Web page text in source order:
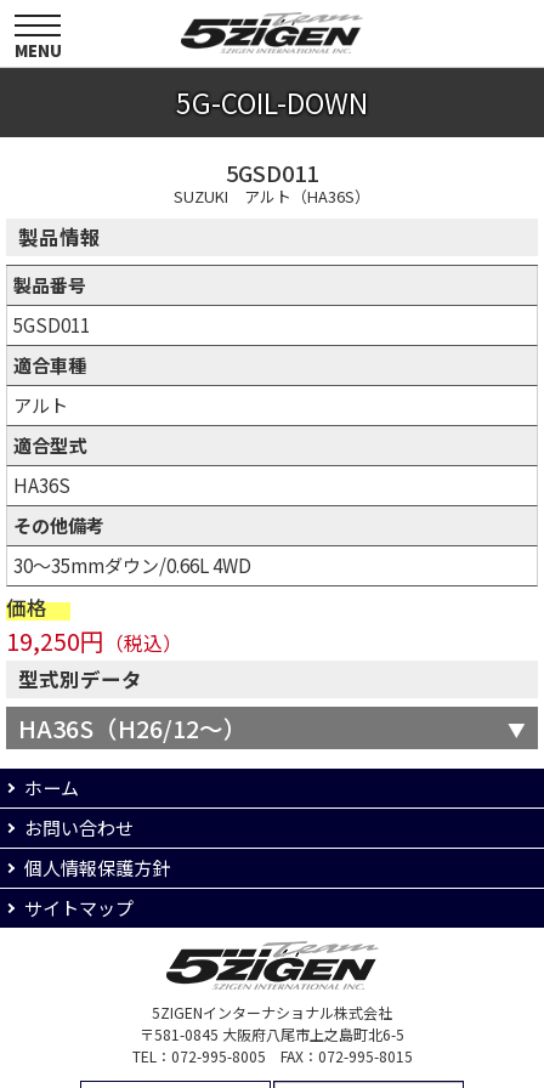
toggle
navigation
MENU
5G-COIL-DOWN
5GSD011
SUZUKI アルト（HA36S）
製品情報
製品番号
5GSD011
適合車種
アルト
適合型式
HA36S
その他備考
30～35mmダウン/0.66L 4WD
価格
19,250円 （税込）
型式別データ
HA36S（H26/12～）
ホーム
お問い合わせ
個人情報保護方針
サイトマップ
5ZIGENインターナショナル株式会社
〒581-0845 大阪府八尾市上之島町北6-5
TEL：072-995-8005 FAX：072-995-8015